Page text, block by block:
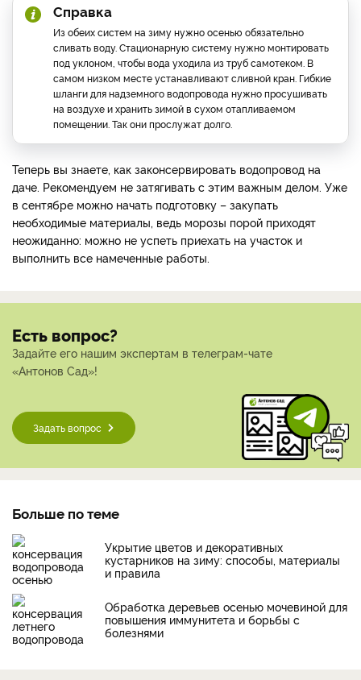
Справка
Из обеих систем на зиму нужно осенью обязательно
сливать воду. Стационарную систему нужно монтировать
под уклоном, чтобы вода уходила из труб самотеком. В
самом низком месте устанавливают сливной кран. Гибкие
шланги для надземного водопровода нужно просушивать
на воздухе и хранить зимой в сухом отапливаемом
помещении. Так они прослужат долго.
Теперь вы знаете, как законсервировать водопровод на
даче. Рекомендуем не затягивать с этим важным делом. Уже
в сентябре можно начать подготовку – закупать
необходимые материалы, ведь морозы порой приходят
неожиданно: можно не успеть приехать на участок и
выполнить все намеченные работы.
Есть вопрос?
Задайте его нашим экспертам в телеграм-чате
«Антонов Сад»!
Задать вопрос
Больше по теме
Укрытие цветов и декоративных
кустарников на зиму: способы, материалы
и правила
Обработка деревьев осенью мочевиной для
повышения иммунитета и борьбы с
болезнями